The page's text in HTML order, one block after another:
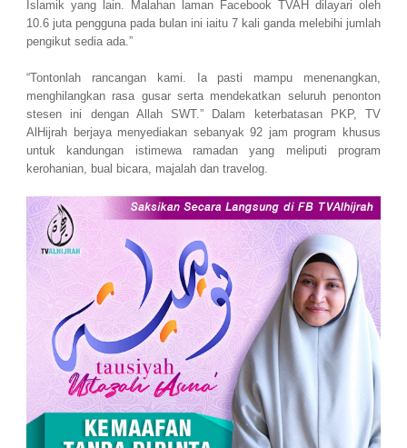
Islamik yang lain. Malahan laman Facebook TVAH dilayari oleh
10.6 juta pengguna pada bulan ini iaitu 7 kali ganda melebihi jumlah
pengikut sedia ada.”
“Tontonlah rancangan kami. Ia pasti mampu menenangkan,
menghilangkan rasa gusar serta mendekatkan seluruh penonton
stesen ini dengan Allah SWT.” Dalam keterbatasan PKP, TV
AlHijrah berjaya menyediakan sebanyak 92 jam program khusus
untuk kandungan istimewa ramadan yang meliputi program
kerohanian, bual bicara, majalah dan travelog.